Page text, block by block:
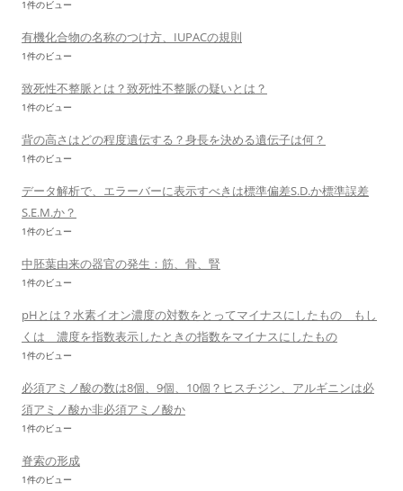
1件のビュー
有機化合物の名称のつけ方、IUPACの規則
1件のビュー
致死性不整脈とは？致死性不整脈の疑いとは？
1件のビュー
背の高さはどの程度遺伝する？身長を決める遺伝子は何？
1件のビュー
データ解析で、エラーバーに表示すべきは標準偏差S.D.か標準誤差
S.E.M.か？
1件のビュー
中胚葉由来の器官の発生：筋、骨、腎
1件のビュー
pHとは？水素イオン濃度の対数をとってマイナスにしたもの もし
くは 濃度を指数表示したときの指数をマイナスにしたもの
1件のビュー
必須アミノ酸の数は8個、9個、10個？ヒスチジン、アルギニンは必
須アミノ酸か非必須アミノ酸か
1件のビュー
脊索の形成
1件のビュー